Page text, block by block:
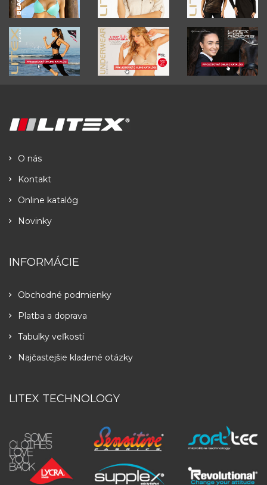
O nás
Kontakt
Online katalóg
Novinky
INFORMÁCIE
Obchodné podmienky
Platba a doprava
Tabulky veľkostí
Najčastejšie kladené otázky
LITEX TECHNOLOGY